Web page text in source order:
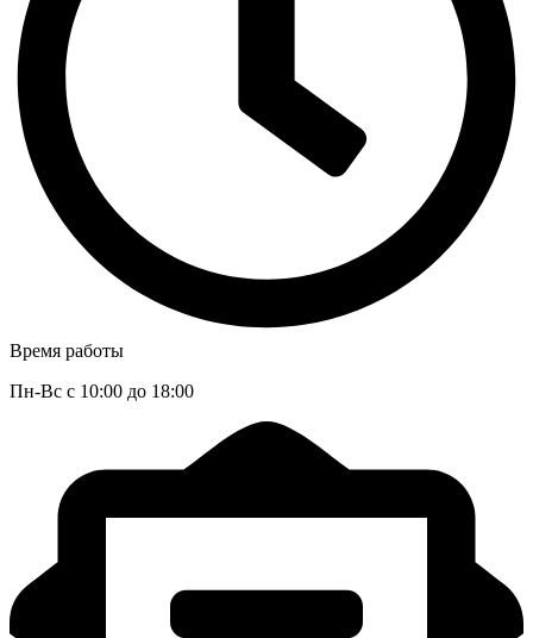
Время работы
Пн-Вс с 10:00 до 18:00